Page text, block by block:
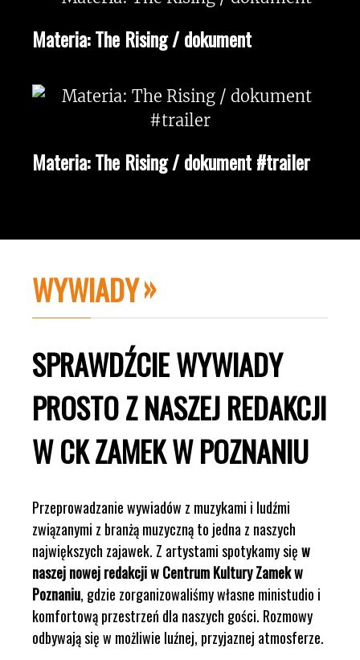
Materia: The Rising / dokument
Materia: The Rising / dokument #trailer
WYWIADY
SPRAWDŹCIE WYWIADY
PROSTO Z NASZEJ REDAKCJI
W CK ZAMEK W POZNANIU
Przeprowadzanie wywiadów z muzykami i ludźmi
związanymi z branżą muzyczną to jedna z naszych
największych zajawek. Z artystami spotykamy sięw
naszej nowej redakcji w Centrum Kultury Zamek w
Poznaniu, gdzie zorganizowaliśmy własne ministudio i
komfortową przestrzeń dla naszych gości. Rozmowy
odbywają się w możliwie luźnej, przyjaznej atmosferze.